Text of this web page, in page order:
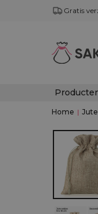
Gratis
Home |